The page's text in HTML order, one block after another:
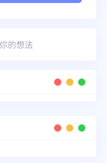
的想法